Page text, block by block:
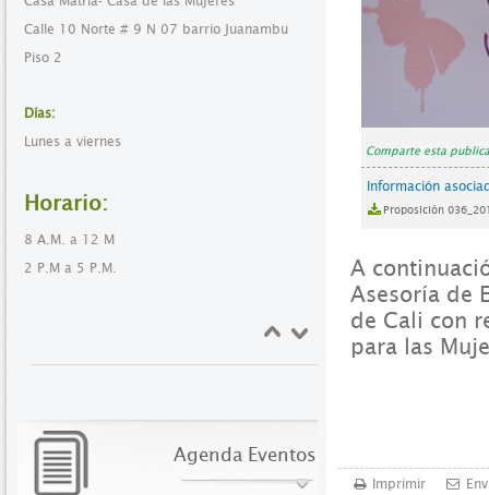
Calle 10 Norte # 9 N 07 barrio Juanambu
Piso 2
Días:
Lunes a viernes
Horario:
8 A.M. a 12 M
2 P.M a 5 P.M.
Agenda Eventos
Comparte esta
Información
Proposición
A
Asesoría de
de Cali con
para las
Imprimir